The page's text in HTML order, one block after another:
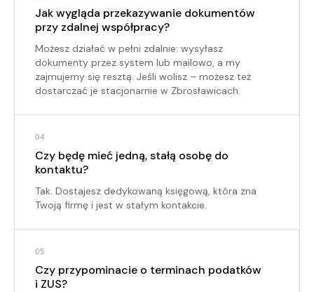
Jak wygląda przekazywanie dokumentów
przy zdalnej współpracy?
Możesz działać w pełni zdalnie: wysyłasz
dokumenty przez system lub mailowo, a my
zajmujemy się resztą. Jeśli wolisz – możesz też
dostarczać je stacjonarnie w Zbrosławicach.
04
Czy będę mieć jedną, stałą osobę do
kontaktu?
Tak. Dostajesz dedykowaną księgową, która zna
Twoją firmę i jest w stałym kontakcie.
05
Czy przypominacie o terminach podatków
i ZUS?